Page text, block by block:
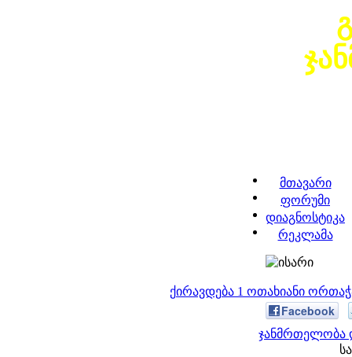
მთავარი
ფორუმი
დიაგნოსტიკა
რეკლამა
ქირავდება 1 ოთახიანი
Facebook
ჯანმრთელობა